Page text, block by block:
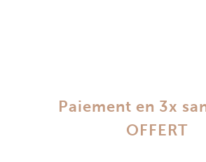
Paiement en 3x
OFFERT